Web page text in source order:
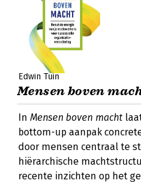
Edwin Tuin
Mensen boven
In Mensen boven macht
bottom-up aanpak
door mensen centraal te
hiërarchische
recente inzichten op het